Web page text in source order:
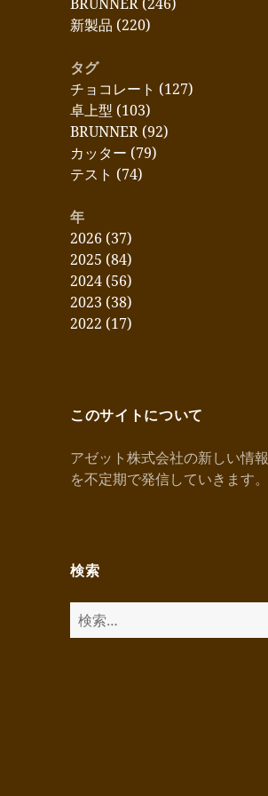
新製品 (220)
タグ
チョコレート (127)
卓上型 (103)
BRUNNER (92)
カッター (79)
テスト (74)
年
2026 (37)
2025 (84)
2024 (56)
2023 (38)
2022 (17)
このサイトについて
アゼット株式会社の新しい情報
を不定期で発信していきます。
検索
検
索: